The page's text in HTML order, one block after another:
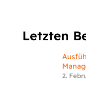
Letzten
2.